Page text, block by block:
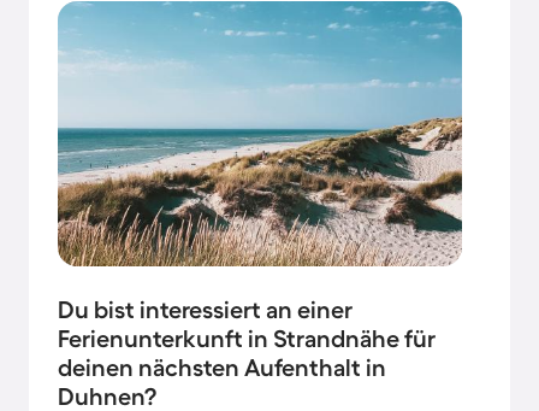
Du bist interessiert an einer
Ferienunterkunft in Strandnähe für
deinen nächsten Aufenthalt in
Duhnen?